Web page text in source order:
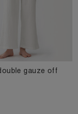
gauze off